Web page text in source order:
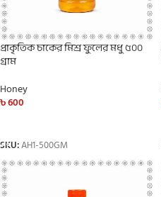
প্রাকৃতিক চাকের মিশ্র ফুলের মধু ৫০০
গ্রাম
Honey
৳600
SKU:AH1-500GM